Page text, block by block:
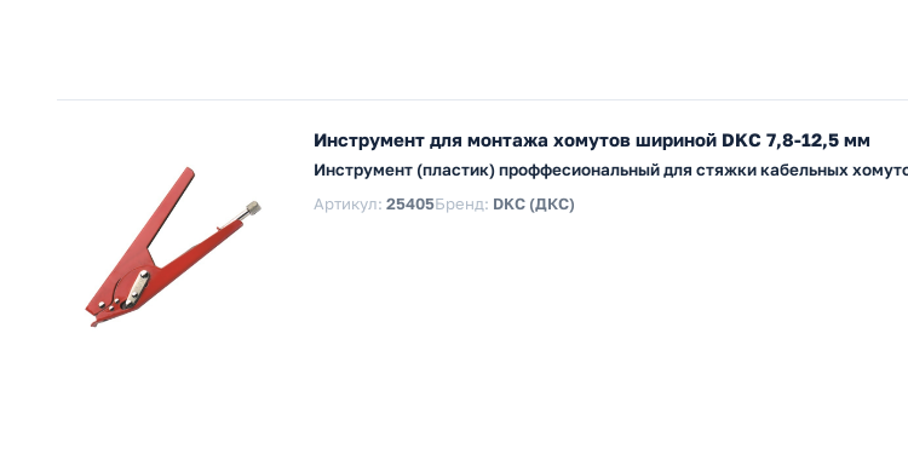
Инструмент для монтажа хомутов шириной DKC 7,8-12,5 мм
Инструмент (пластик) проффесиональный для стяжки кабельных
Артикул: 25405Бренд: DKC (ДКС)